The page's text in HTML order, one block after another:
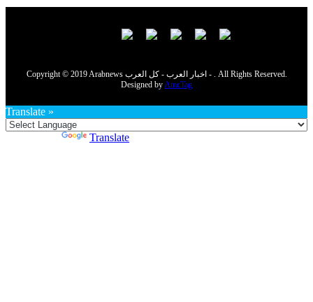
Copyright © 2019 Arabnews اخبار العرب - كل العرب - . All Rights Reserved.
Designed by AmcTag
Translate »
Translate